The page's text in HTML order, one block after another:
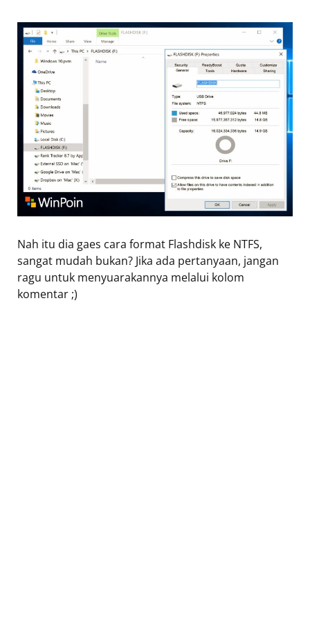
Nah itu dia gaes cara format Flashdisk ke NTFS,
sangat mudah bukan? Jika ada pertanyaan, jangan
ragu untuk menyuarakannya melalui kolom
komentar ;)